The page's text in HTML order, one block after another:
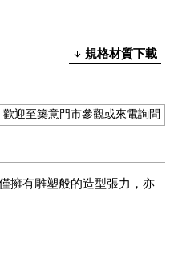
規格材質下載
歡迎至築意門市參觀或來電詢問
擁有雕塑般的造型張力，亦
舒適與功能性。這份...